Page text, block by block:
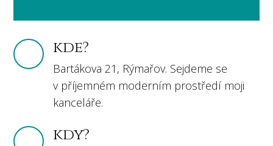
kde?
Bartákova 21, Rýmařov. Sejdeme se
v příjemném moderním prostředí moji
kanceláře.
kdy?